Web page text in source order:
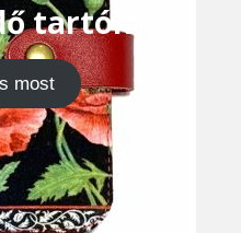
tartók
most